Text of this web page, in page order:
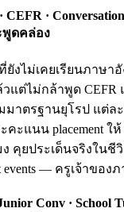
CEFR ·
ดคล่อง
งไม่เคยเรียนภาษา
แต่ไม่กล้าพูด CEFR
าตรฐานยุโรป แต่ละ
ะแนน placement ให้
ง คุยประเด็นจริงในชี
events — ครูเจ้าขอ
Conv · School